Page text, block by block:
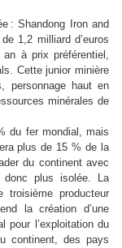
: Shandong Iron and
1,2 milliard d’euros
à prix préférentiel,
Cette junior minière
personnage haut en
minérales de
du fer mondial, mais
plus de 15 % de la
du continent avec
donc plus isolée. La
troisième producteur
la création d’une
pour l’exploitation du
continent, des pays